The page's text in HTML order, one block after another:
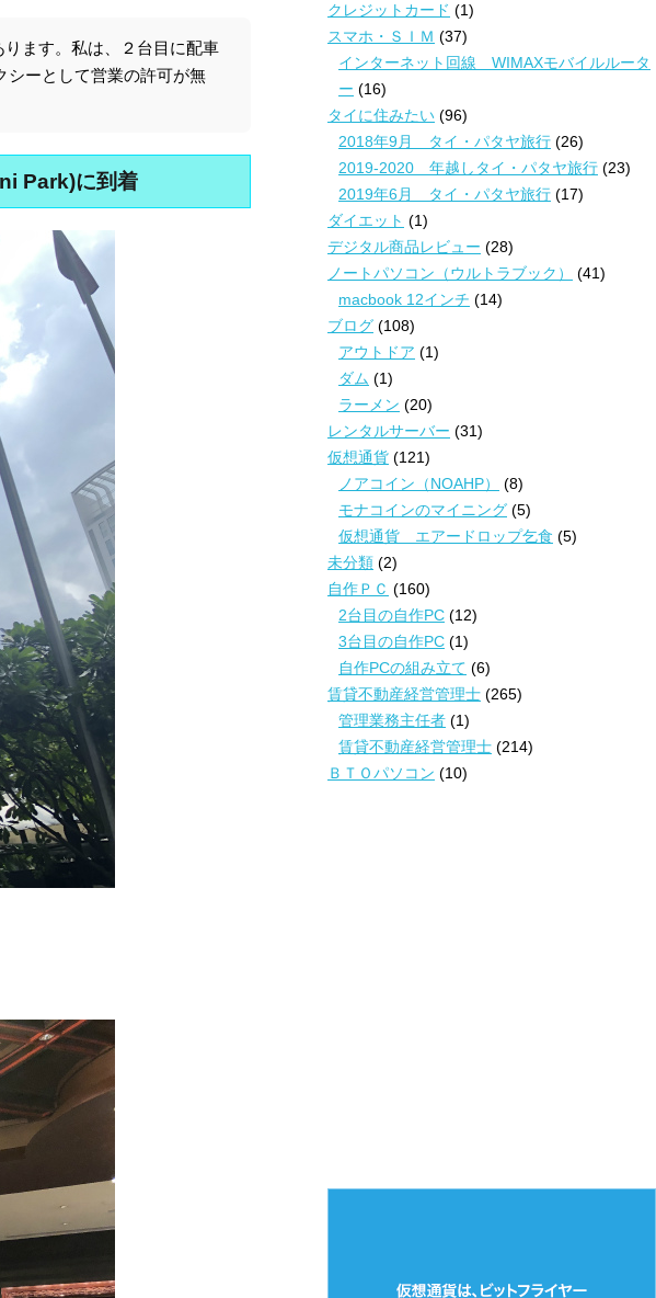
ます。私は、２台目に配車
シーとして営業の許可が無
Park)に到着
クレジットカード (1)
スマホ・ＳＩＭ (37)
インターネット回線 WIMAXモバイルルータ
ー (16)
タイに住みたい (96)
2018年9月 タイ・パタヤ旅行 (26)
2019-2020 年越しタイ・パタヤ旅行 (23)
2019年6月 タイ・パタヤ旅行 (17)
ダイエット (1)
デジタル商品レビュー (28)
ノートパソコン（ウルトラブック）
(41)
macbook 12インチ (14)
ブログ (108)
アウトドア (1)
ダム (1)
ラーメン (20)
レンタルサーバー (31)
仮想通貨 (121)
ノアコイン（NOAHP）
(8)
モナコインのマイニング (5)
仮想通貨 エアードロップ乞食 (5)
未分類 (2)
自作ＰＣ (160)
2台目の自作PC (12)
3台目の自作PC (1)
自作PCの組み立て (6)
賃貸不動産経営管理士 (265)
管理業務主任者 (1)
賃貸不動産経営管理士 (214)
ＢＴＯパソコン (10)